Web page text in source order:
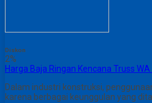
Diskon
2%
Harga Baja Ringan Kencana Truss
Dalam industri konstruksi,
karena berbagai keunggulan yang